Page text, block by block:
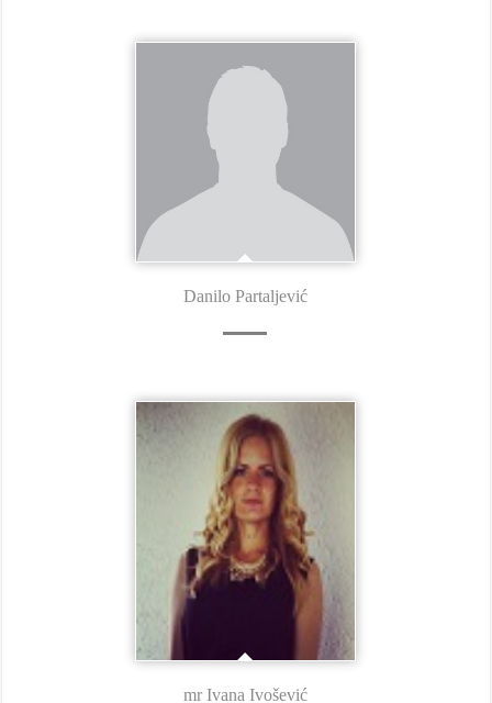
Danilo Partaljević
mr Ivana Ivošević